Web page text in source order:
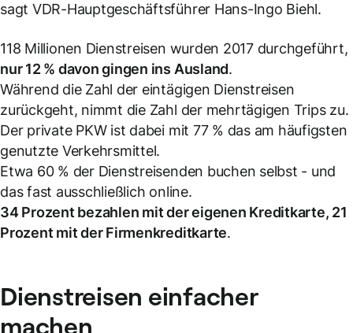
sagt VDR-Hauptgeschäftsführer Hans-Ingo Biehl.
118 Millionen Dienstreisen wurden 2017 durchgeführt,
nur 12 % davon gingen ins Ausland.
Während die Zahl der eintägigen Dienstreisen
zurückgeht, nimmt die Zahl der mehrtägigen Trips zu.
Der private PKW ist dabei mit 77 % das am häufigsten
genutzte Verkehrsmittel.
Etwa 60 % der Dienstreisenden buchen selbst - und
das fast ausschließlich online.
34 Prozent bezahlen mit der eigenen Kreditkarte, 21
Prozent mit der Firmenkreditkarte.
Dienstreisen einfacher
machen